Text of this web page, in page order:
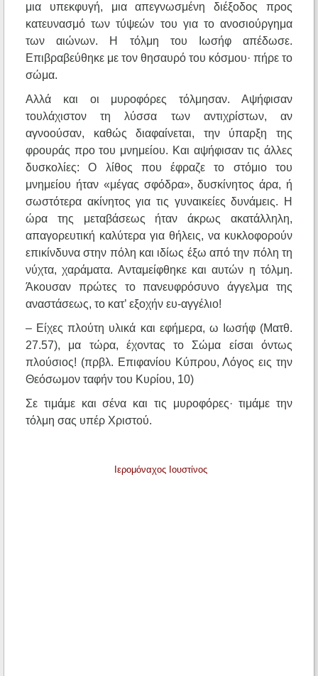
μια υπεκφυγή, μια απεγνωσμένη διέξοδος προς
κατευνασμό των τύψεών του για το ανοσιούργημα
των αιώνων. Η τόλμη του Ιωσήφ απέδωσε.
Επιβραβεύθηκε με τον θησαυρό του κόσμου· πήρε το
σώμα.
Αλλά και οι μυροφόρες τόλμησαν. Αψήφισαν
τουλάχιστον τη λύσσα των αντιχρίστων, αν
αγνοούσαν, καθώς διαφαίνεται, την ύπαρξη της
φρουράς προ του μνημείου. Και αψήφισαν τις άλλες
δυσκολίες: Ο λίθος που έφραζε το στόμιο του
μνημείου ήταν «μέγας σφόδρα», δυσκίνητος άρα, ή
σωστότερα ακίνητος για τις γυναικείες δυνάμεις. Η
ώρα της μεταβάσεως ήταν άκρως ακατάλληλη,
απαγορευτική καλύτερα για θήλεις, να κυκλοφορούν
επικίνδυνα στην πόλη και ιδίως έξω από την πόλη τη
νύχτα, χαράματα. Ανταμείφθηκε και αυτών η τόλμη.
Άκουσαν πρώτες το πανευφρόσυνο άγγελμα της
αναστάσεως, το κατ’ εξοχήν ευ-αγγέλιο!
– Είχες πλούτη υλικά και εφήμερα, ω Ιωσήφ (Ματθ.
27.57), μα τώρα, έχοντας το Σώμα είσαι όντως
πλούσιος! (πρβλ. Επιφανίου Κύπρου, Λόγος εις την
Θεόσωμον ταφήν του Κυρίου, 10)
Σε τιμάμε και σένα και τις μυροφόρες· τιμάμε την
τόλμη σας υπέρ Χριστού.
Ιερομόναχος Ιουστίνος